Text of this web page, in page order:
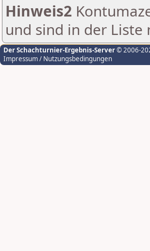
Hinweis2
und sind in der
Der Schachturnier-Ergebnis-Server© 2006-
Impressum / Nutzungsbedingungen